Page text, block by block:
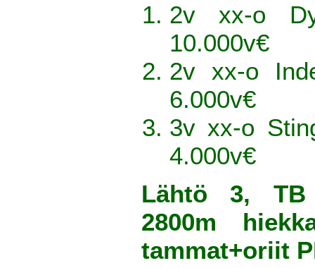
2v xx-o
10.000v€
2v xx-o
6.000v€
3v xx-o
4.000v€
Lähtö 3,
2800m
tammat+oriit